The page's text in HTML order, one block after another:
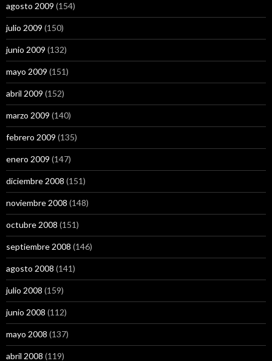
agosto 2009 (154)
julio 2009 (150)
junio 2009 (132)
mayo 2009 (151)
abril 2009 (152)
marzo 2009 (140)
febrero 2009 (135)
enero 2009 (147)
diciembre 2008 (151)
noviembre 2008 (148)
octubre 2008 (151)
septiembre 2008 (146)
agosto 2008 (141)
julio 2008 (159)
junio 2008 (112)
mayo 2008 (137)
abril 2008 (119)